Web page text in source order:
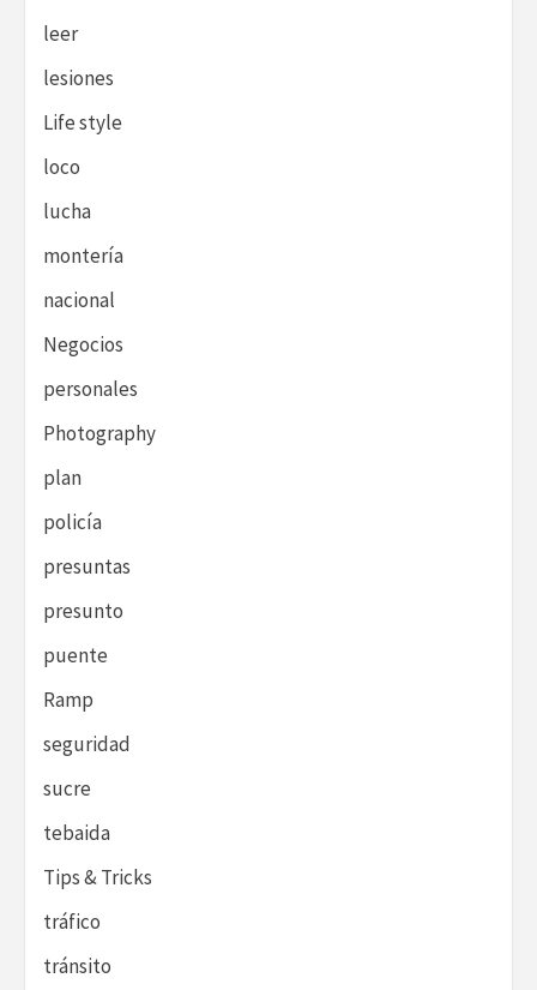
leer
lesiones
Life style
loco
lucha
montería
nacional
Negocios
personales
Photography
plan
policía
presuntas
presunto
puente
Ramp
seguridad
sucre
tebaida
Tips & Tricks
tráfico
tránsito